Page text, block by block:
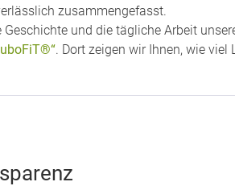
zusammengefasst.
Geschichte und die tägliche Arbeit
. Dort zeigen wir Ihnen, wie